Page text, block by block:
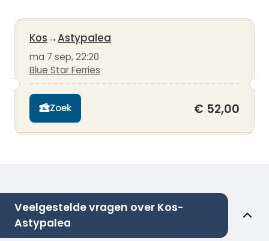
Kos→Astypalea
ma 7 sep, 22:20
Blue Star Ferries
Zoek € 52,00
Veelgestelde vragen over Kos-
Astypalea